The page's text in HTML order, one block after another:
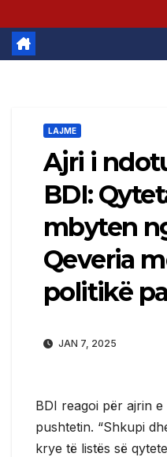
LAJME
Ajri i
BDI:
mbyten
Qeveria
politikë
JAN 7, 2025
BDI reagoi për ajrin
pushtetin. “Shkupi
krye të listës së